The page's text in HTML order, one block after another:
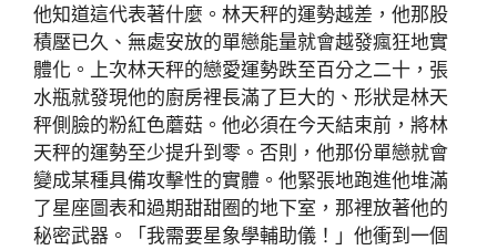
他知道這代表著什麼。林天秤的運勢越差，他那股
積壓已久、無處安放的單戀能量就會越發瘋狂地實
體化。上次林天秤的戀愛運勢跌至百分之二十，張
水瓶就發現他的廚房裡長滿了巨大的、形狀是林天
秤側臉的粉紅色蘑菇。他必須在今天結束前，將林
天秤的運勢至少提升到零。否則，他那份單戀就會
變成某種具備攻擊性的實體。他緊張地跑進他堆滿
了星座圖表和過期甜甜圈的地下室，那裡放著他的
秘密武器。「我需要星象學輔助儀！」他衝到一個